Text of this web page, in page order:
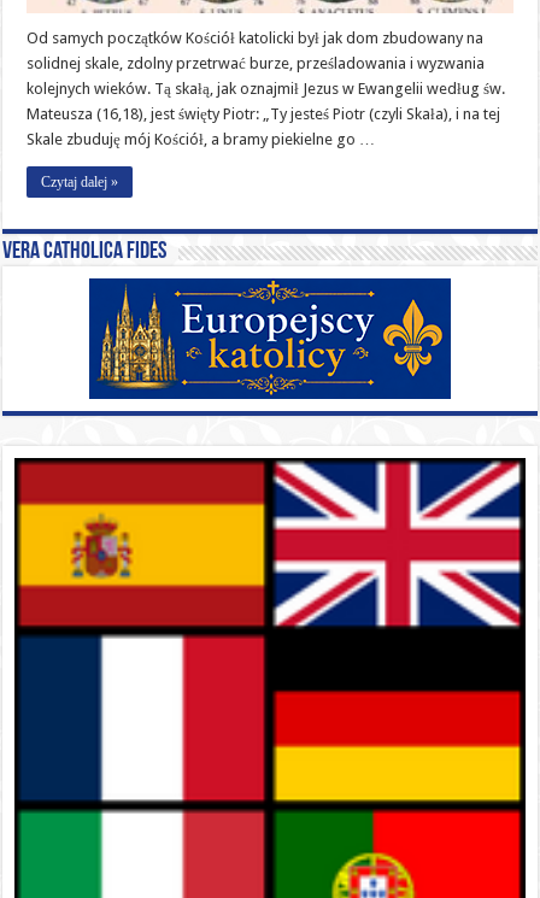
Od samych początków Kościół katolicki był jak dom zbudowany na
solidnej skale, zdolny przetrwać burze, prześladowania i wyzwania
kolejnych wieków. Tą skałą, jak oznajmił Jezus w Ewangelii według św.
Mateusza (16,18), jest święty Piotr: „Ty jesteś Piotr (czyli Skała), i na tej
Skale zbuduję mój Kościół, a bramy piekielne go …
Czytaj dalej »
Vera catholica fides